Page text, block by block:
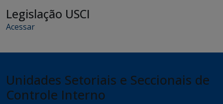
Legislação USCI
Acessar
Unidades Setoriais e Seccionais de
Controle Interno